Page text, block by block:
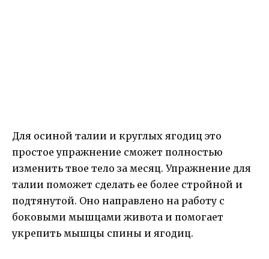
Для осиной талии и круглых ягодиц это
простое упражнение сможет полностью
изменить твое тело за месяц. Упражнение для
талии поможет сделать ее более стройной и
подтянутой. Оно направлено на работу с
боковыми мышцами живота и помогает
укрепить мышцы спины и ягодиц.